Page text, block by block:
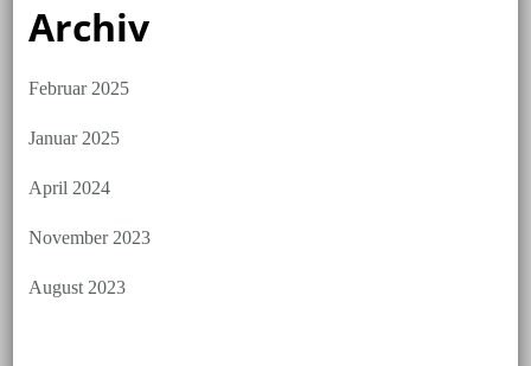
Archiv
Februar 2025
Januar 2025
April 2024
November 2023
August 2023